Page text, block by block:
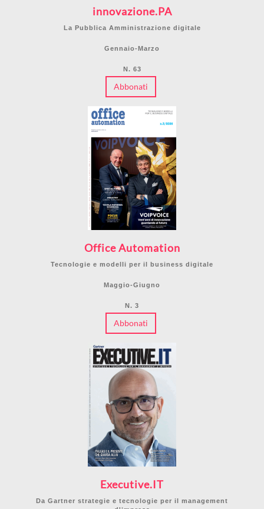
innovazione.PA
La Pubblica Amministrazione digitale
Gennaio-Marzo
N. 63
Abbonati
Office Automation
Tecnologie e modelli per il business digitale
Maggio-Giugno
N. 3
Abbonati
Executive.IT
Da Gartner strategie e tecnologie per il management